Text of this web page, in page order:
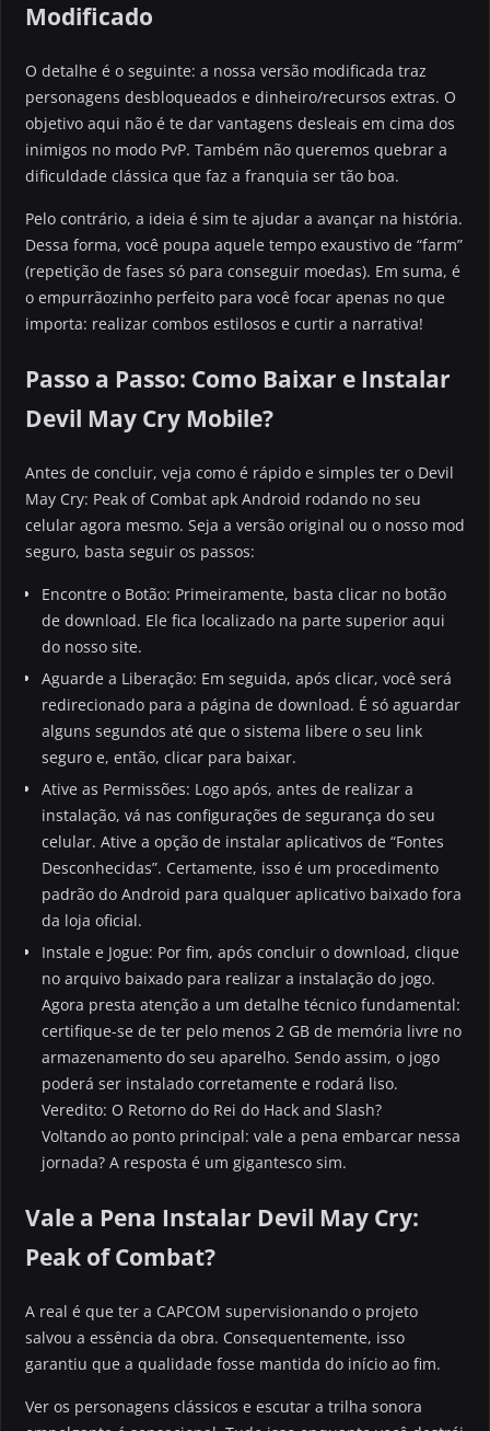
Modificado
O detalhe é o seguinte: a nossa versão modificada traz
personagens desbloqueados e dinheiro/recursos extras. O
objetivo aqui não é te dar vantagens desleais em cima dos
inimigos no modo PvP. Também não queremos quebrar a
dificuldade clássica que faz a franquia ser tão boa.
Pelo contrário, a ideia é sim te ajudar a avançar na história.
Dessa forma, você poupa aquele tempo exaustivo de “farm”
(repetição de fases só para conseguir moedas). Em suma, é
o empurrãozinho perfeito para você focar apenas no que
importa: realizar combos estilosos e curtir a narrativa!
Passo a Passo: Como Baixar e Instalar
Devil May Cry Mobile?
Antes de concluir, veja como é rápido e simples ter o Devil
May Cry: Peak of Combat apk Android rodando no seu
celular agora mesmo. Seja a versão original ou o nosso mod
seguro, basta seguir os passos:
Encontre o Botão: Primeiramente, basta clicar no botão
de download. Ele fica localizado na parte superior aqui
do nosso site.
Aguarde a Liberação: Em seguida, após clicar, você será
redirecionado para a página de download. É só aguardar
alguns segundos até que o sistema libere o seu link
seguro e, então, clicar para baixar.
Ative as Permissões: Logo após, antes de realizar a
instalação, vá nas configurações de segurança do seu
celular. Ative a opção de instalar aplicativos de “Fontes
Desconhecidas”. Certamente, isso é um procedimento
padrão do Android para qualquer aplicativo baixado fora
da loja oficial.
Instale e Jogue: Por fim, após concluir o download, clique
no arquivo baixado para realizar a instalação do jogo.
Agora presta atenção a um detalhe técnico fundamental:
certifique-se de ter pelo menos 2 GB de memória livre no
armazenamento do seu aparelho. Sendo assim, o jogo
poderá ser instalado corretamente e rodará liso.
Veredito: O Retorno do Rei do Hack and Slash?
Voltando ao ponto principal: vale a pena embarcar nessa
jornada? A resposta é um gigantesco sim.
Vale a Pena Instalar Devil May Cry:
Peak of Combat?
A real é que ter a CAPCOM supervisionando o projeto
salvou a essência da obra. Consequentemente, isso
garantiu que a qualidade fosse mantida do início ao fim.
Ver os personagens clássicos e escutar a trilha sonora